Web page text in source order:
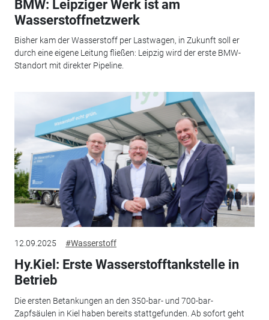
BMW: Leipziger Werk ist am
Wasserstoffnetzwerk
Bisher kam der Wasserstoff per Lastwagen, in Zukunft soll er
durch eine eigene Leitung fließen: Leipzig wird der erste BMW-
Standort mit direkter Pipeline.
12.09.2025 #Wasserstoff
Hy.Kiel: Erste Wasserstofftankstelle in
Betrieb
Die ersten Betankungen an den 350-bar- und 700-bar-
Zapfsäulen in Kiel haben bereits stattgefunden. Ab sofort geht